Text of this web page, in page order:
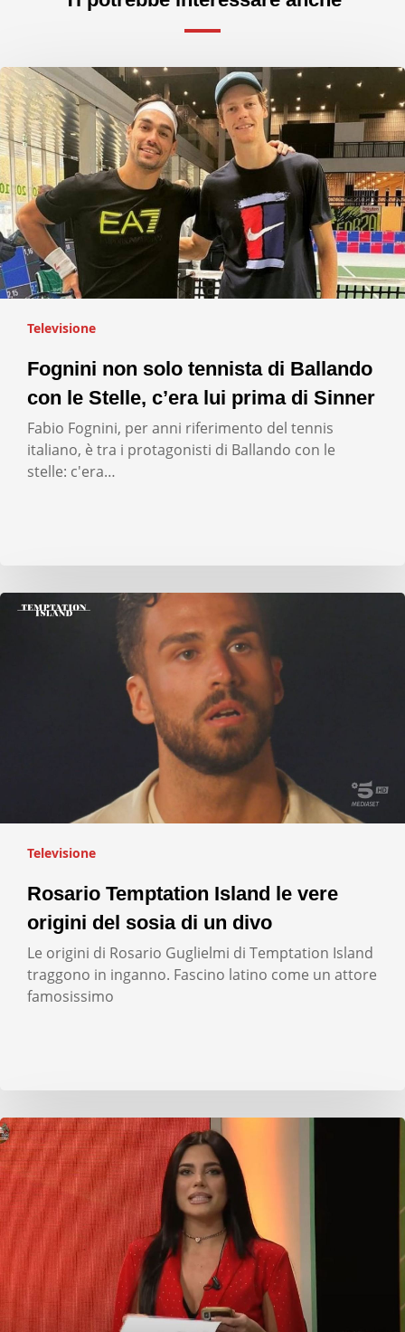
Televisione
Fognini non solo tennista di Ballando
con le Stelle, c’era lui prima di Sinner
Fabio Fognini, per anni riferimento del tennis
italiano, è tra i protagonisti di Ballando con le
stelle: c'era…
Televisione
Rosario Temptation Island le vere
origini del sosia di un divo
Le origini di Rosario Guglielmi di Temptation Island
traggono in inganno. Fascino latino come un attore
famosissimo